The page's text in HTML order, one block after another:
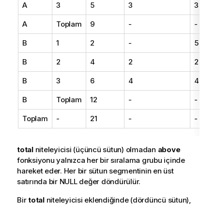
A 3 5 3 3
A Toplam 9 - -
B 1 2 - 5
B 2 4 2 2
B 3 6 4 4
B Toplam 12 - -
Toplam - 21 - -
totalniteleyicisi (üçüncü sütun) olmadan above
fonksiyonu yalnızca her bir sıralama grubu içinde
hareket eder. Her bir sütun segmentinin en üst
satırında bir NULL değer döndürülür.
Birtotalniteleyicisi eklendiğinde (dördüncü sütun),